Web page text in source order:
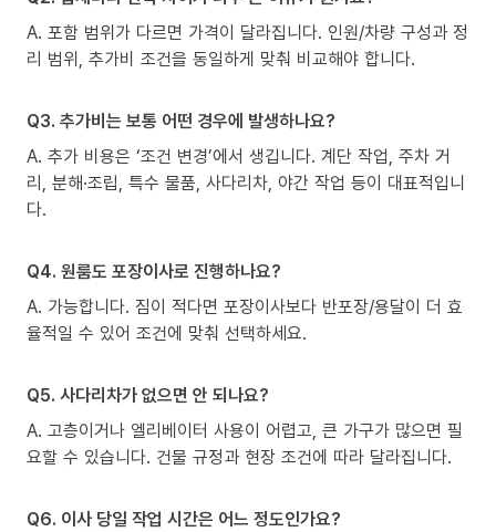
A. 포함 범위가 다르면 가격이 달라집니다. 인원/차량 구성과 정
리 범위, 추가비 조건을 동일하게 맞춰 비교해야 합니다.
Q3. 추가비는 보통 어떤 경우에 발생하나요?
A. 추가 비용은 ‘조건 변경’에서 생깁니다. 계단 작업, 주차 거
리, 분해·조립, 특수 물품, 사다리차, 야간 작업 등이 대표적입니
다.
Q4. 원룸도 포장이사로 진행하나요?
A. 가능합니다. 짐이 적다면 포장이사보다 반포장/용달이 더 효
율적일 수 있어 조건에 맞춰 선택하세요.
Q5. 사다리차가 없으면 안 되나요?
A. 고층이거나 엘리베이터 사용이 어렵고, 큰 가구가 많으면 필
요할 수 있습니다. 건물 규정과 현장 조건에 따라 달라집니다.
Q6. 이사 당일 작업 시간은 어느 정도인가요?